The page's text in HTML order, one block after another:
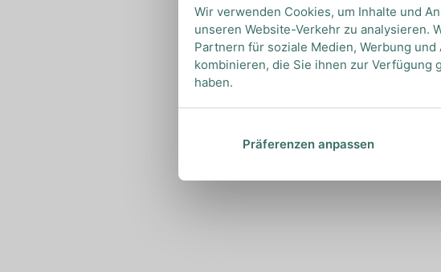
Wir verwenden Cookies, um Inhalte und
unseren Website-Verkehr zu analysieren.
Partnern für soziale Medien, Werbung
kombinieren, die Sie ihnen zur Verfügung
haben.
Präferenzen anpassen